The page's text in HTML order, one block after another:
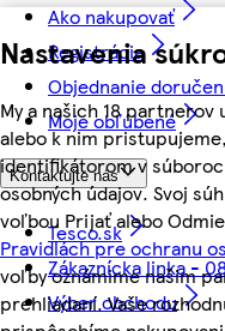
Nastavenia
My a našich 18
alebo k nim
identifikátorom v
osobných údajov. Svoj
voľbou Prijať alebo
Pravidlách pre ochranu
voľby oznámime našim
prehliadaní. Vaše
Ako nakupovať
Registrácia
Objednanie
Moje obľúbené
Kontaktujte nás
Tesco.sk
Zákaznícka linka -
Výber obchodu